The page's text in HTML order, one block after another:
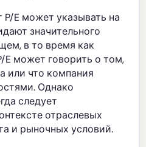
E может указывать на
значительного
в то время как
E может говорить о том,
или что компания
Однако
следует
отраслевых
и рыночных условий.